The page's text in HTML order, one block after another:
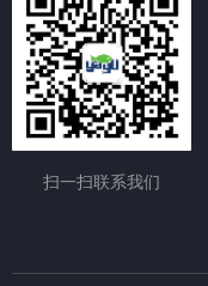
扫一扫联系我们